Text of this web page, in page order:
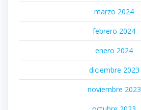
marzo 2024
febrero 2024
enero 2024
diciembre 2023
noviembre 2023